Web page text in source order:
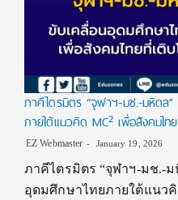
ภาคีไตรมิตร “จุฬาฯ-มช.-มหิดล
ภายใต้แนวคิด MC² เพื่อสังคมไท
EZ Webmaster January 19, 2026
ภาคีไตรมิตร “จุฬาฯ-มช.-
อุดมศึกษาไทยภายใต้แนวคิ